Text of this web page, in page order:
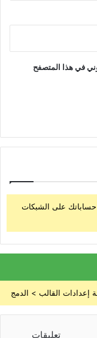
في هذا المتصفح
حساباتك على الشبكات
تعليقات